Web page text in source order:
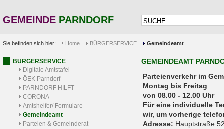
GEMEINDE PARNDORF
Sie befinden sich hier: Home BÜRGERSERVICE Gemeindeamt
BÜRGERSERVICE
Digitale Amtstafel
ÖEK Parndorf
PARNDORF HILFT
CORONA
Amtshelfer/ Formulare
Gemeindeamt
Parteien & Gemeinderat
GEMEINDEAMT
Parteienverkehr
Montag bis Freitag
von 08.00 - 12.00 Uhr
Für eine individuelle
wir, um vorherige
Adresse: Hauptstraße